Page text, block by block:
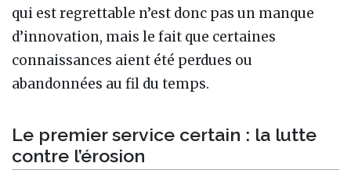
qui est regrettable n’est donc pas un manque
d’innovation, mais le fait que certaines
connaissances aient été perdues ou
abandonnées au fil du temps.
Le premier service certain : la lutte
contre l’érosion